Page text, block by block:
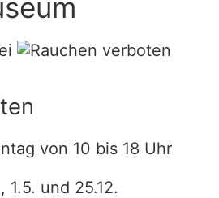
von 10 bis 18 Uhr
1.5. und 25.12.